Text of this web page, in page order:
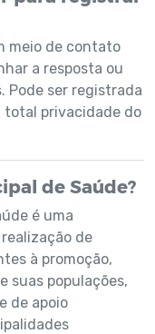
meio de contato
a resposta ou
Pode ser registrada
total privacidade do
de Saúde?
é uma
de
à promoção,
suas populações,
de apoio